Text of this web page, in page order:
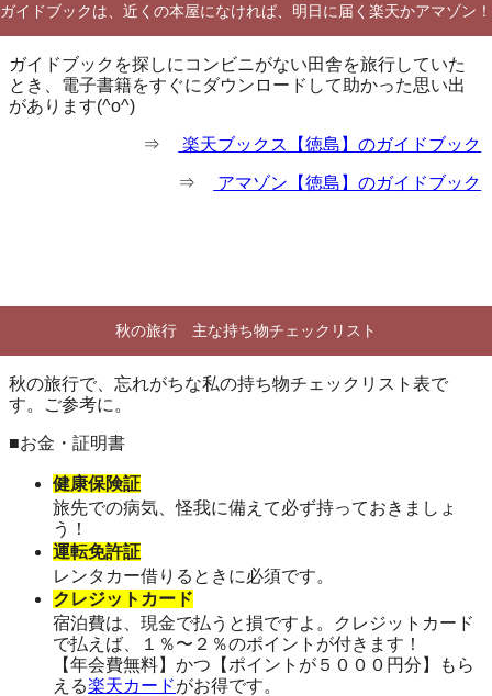
ガイドブックは、近くの本屋になければ、明日に届く楽天かアマゾン！
ガイドブックを探しにコンビニがない田舎を旅行していた
とき、電子書籍をすぐにダウンロードして助かった思い出
があります(^o^)
⇒ 楽天ブックス【徳島】のガイドブック
⇒ アマゾン【徳島】のガイドブック
秋の旅行 主な持ち物チェックリスト
秋の旅行で、忘れがちな私の持ち物チェックリスト表で
す。ご参考に。
■お金・証明書
健康保険証
旅先での病気、怪我に備えて必ず持っておきましょ
う！
運転免許証
レンタカー借りるときに必須です。
クレジットカード
宿泊費は、現金で払うと損ですよ。クレジットカード
で払えば、１％〜２％のポイントが付きます！
【年会費無料】かつ【ポイントが５０００円分】もら
える楽天カードがお得です。